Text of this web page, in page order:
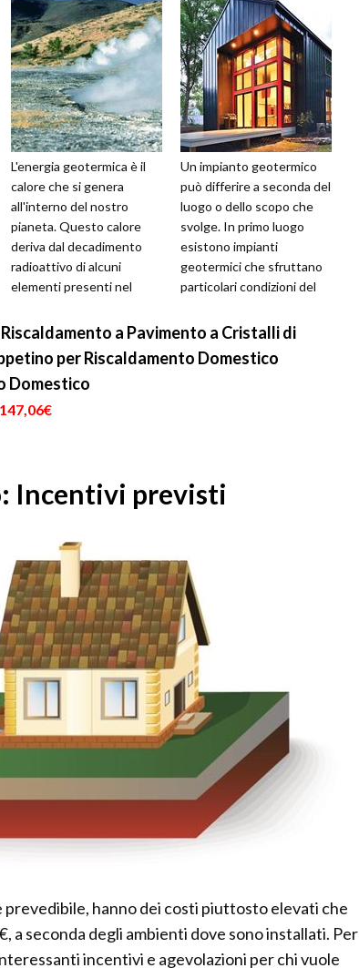
L'energia geotermica è il
calore che si genera
all'interno del nostro
pianeta. Questo calore
deriva dal decadimento
radioattivo di alcuni
elementi presenti nel
torio e il pot...
Un impianto geotermico
può differire a seconda del
luogo o dello scopo che
svolge. In primo luogo
esistono impianti
geotermici che sfruttano
particolari condizioni del
energia ...
a Pavimento a Cristalli di
per Riscaldamento Domestico
Domestico
Incentivi previsti
hanno dei costi piuttosto elevati che
a seconda degli ambienti dove sono installati. Per
incentivi e agevolazioni per chi vuole